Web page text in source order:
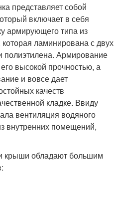
представляет собой
включает в себя
армирующего типа из
ламинирована с двух
полиэтилена. Армирование
высокой прочностью, а
и вовсе дает
качеств
кладке. Ввиду
вентиляция водяного
внутренних помещений,
крыши обладают большим